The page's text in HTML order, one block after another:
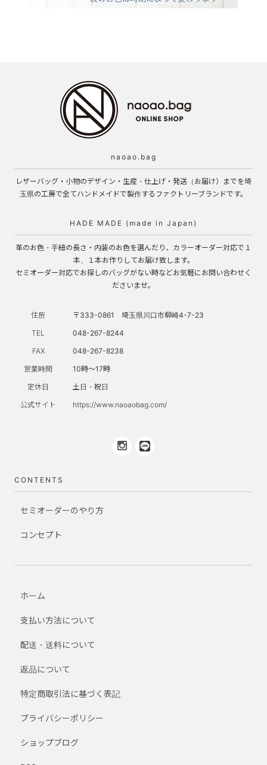
naoao.bag
レザーバッグ・小物のデザイン・生産・仕上げ・発送（お届け）までを埼
玉県の工房で全てハンドメイドで製作するファクトリーブランドです。
HADE MADE (made in Japan)
革のお色・手紐の長さ・内装のお色を選んだり、カラーオーダー対応で１
本、１本お作りしてお届け致します。
セミオーダー対応でお探しのバッグがない時などお気軽にお問い合わせく
ださいませ。
住所
〒333-0861 埼玉県川口市柳崎4-7-23
TEL
048-267-8244
FAX
048-267-8238
営業時間
10時～17時
定休日
土日・祝日
公式サイト
https://www.naoaobag.com/
CONTENTS
セミオーダーのやり方
コンセプト
ホーム
支払い方法について
配送・送料について
返品について
特定商取引法に基づく表記
プライバシーポリシー
ショップブログ